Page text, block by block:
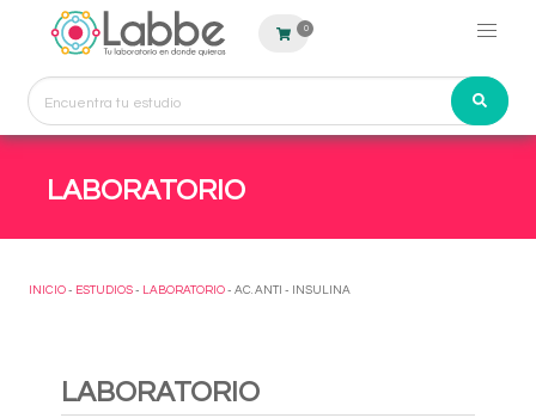
0
LABORATORIO
INICIO - ESTUDIOS - LABORATORIO - AC. ANTI - INSULINA
LABORATORIO